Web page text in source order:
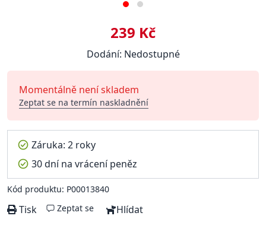
239 Kč
Dodání: Nedostupné
Momentálně není skladem
Zeptat se na termín naskladnění
Záruka: 2 roky
30 dní na vrácení peněz
Kód produktu: P00013840
Tisk Zeptat se Hlídat